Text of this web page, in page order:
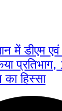
में डीएम
हिस्सा